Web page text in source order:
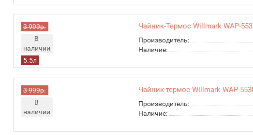
3 999р.
В
наличии
5.5л
Чайник-Термос Willmark WAP-
Производитель:
Наличие:
3 999р.
В
наличии
Чайник-термос Willmark WAP-
Производитель:
Наличие: